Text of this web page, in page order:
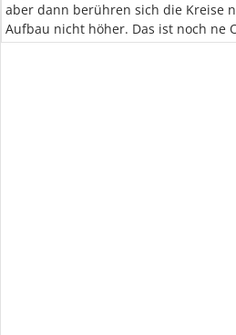
aber dann berühren sich die Kreise
Aufbau nicht höher. Das ist noch ne